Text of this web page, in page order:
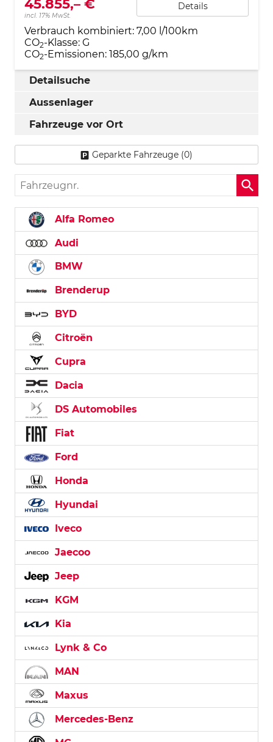
45.855,– €
incl. 17% MwSt.
Details
Verbrauch kombiniert: 7,00 l/100km
CO2-Klasse: G
CO2-Emissionen: 185,00 g/km
Detailsuche
Aussenlager
Fahrzeuge vor Ort
Geparkte Fahrzeuge (0)
Fahrzeugnr.
Alfa Romeo
Audi
BMW
Brenderup
BYD
Citroën
Cupra
Dacia
DS Automobiles
Fiat
Ford
Honda
Hyundai
Iveco
Jaecoo
Jeep
KGM
Kia
Lynk & Co
MAN
Maxus
Mercedes-Benz